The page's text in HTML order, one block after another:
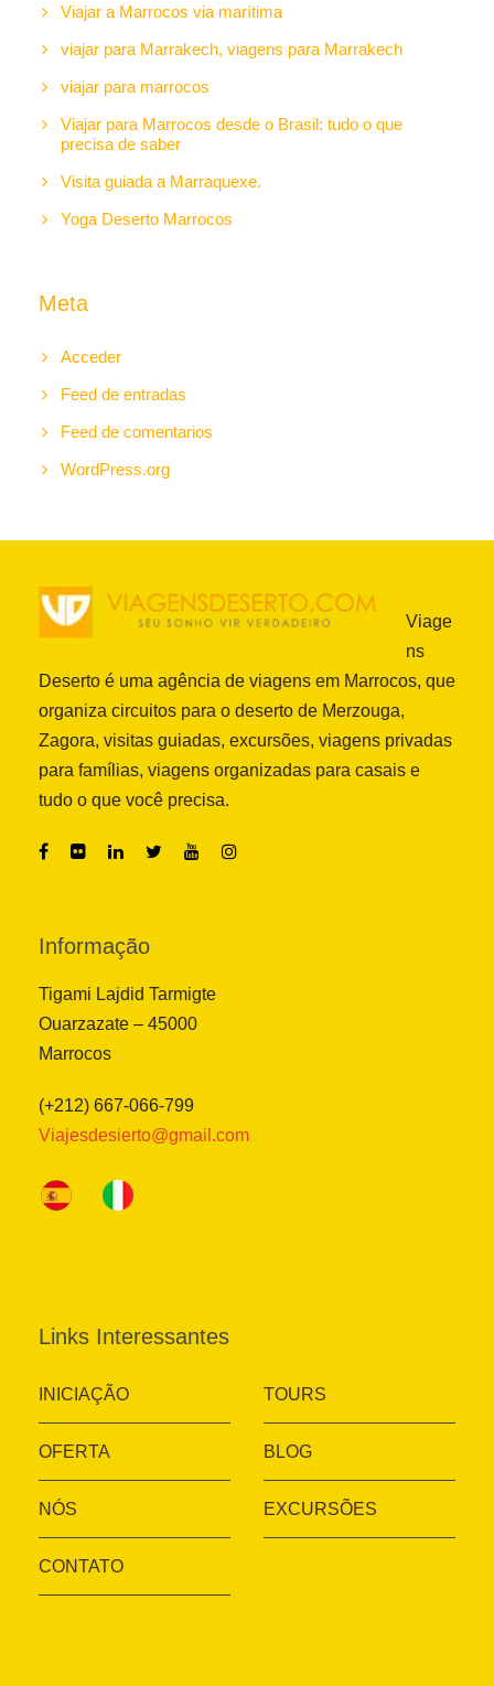
Viajar a Marrocos via marítima
viajar para Marrakech, viagens para Marrakech
viajar para marrocos
Viajar para Marrocos desde o Brasil: tudo o que
precisa de saber
Visita guiada a Marraquexe.
Yoga Deserto Marrocos
Meta
Acceder
Feed de entradas
Feed de comentarios
WordPress.org
Viage
ns
Deserto é uma agência de viagens em Marrocos, que
organiza circuitos para o deserto de Merzouga,
Zagora, visitas guiadas, excursões, viagens privadas
para famílias, viagens organizadas para casais e
tudo o que você precisa.
Informação
Tigami Lajdid Tarmigte
Ouarzazate – 45000
Marrocos
(+212) 667-066-799
Viajesdesierto@gmail.com
Links Interessantes
INICIAÇÃO TOURS
OFERTA BLOG
NÓS EXCURSÕES
CONTATO